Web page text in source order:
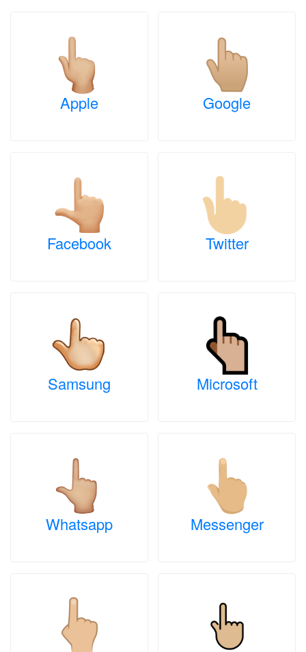
Apple Google
Facebook Twitter
Samsung Microsoft
Whatsapp Messenger